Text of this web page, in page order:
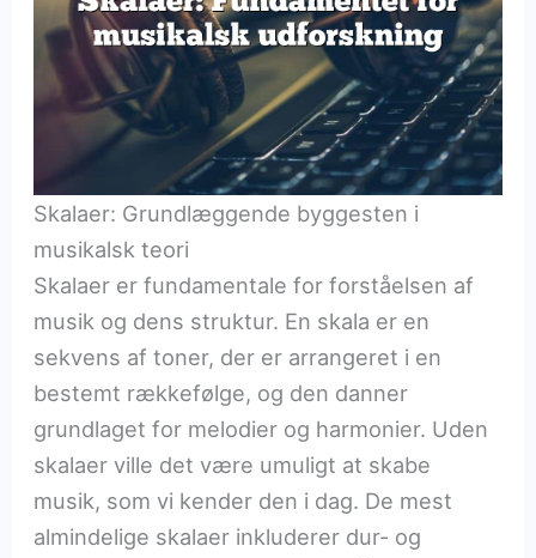
Skalaer: Grundlæggende byggesten i
musikalsk teori
Skalaer er fundamentale for forståelsen af
musik og dens struktur. En skala er en
sekvens af toner, der er arrangeret i en
bestemt rækkefølge, og den danner
grundlaget for melodier og harmonier. Uden
skalaer ville det være umuligt at skabe
musik, som vi kender den i dag. De mest
almindelige skalaer inkluderer dur- og